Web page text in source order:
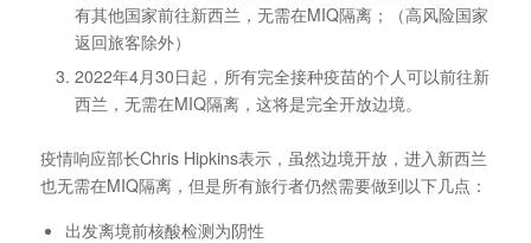
有其他国家前往新西兰，无需在MIQ隔离；（高风险国家
返回旅客除外）
2022年4月30日起，所有完全接种疫苗的个人可以前往新
西兰，无需在MIQ隔离，这将是完全开放边境。
疫情响应部长Chris Hipkins表示，虽然边境开放，进入新西兰
也无需在MIQ隔离，但是所有旅行者仍然需要做到以下几点：
出发离境前核酸检测为阴性